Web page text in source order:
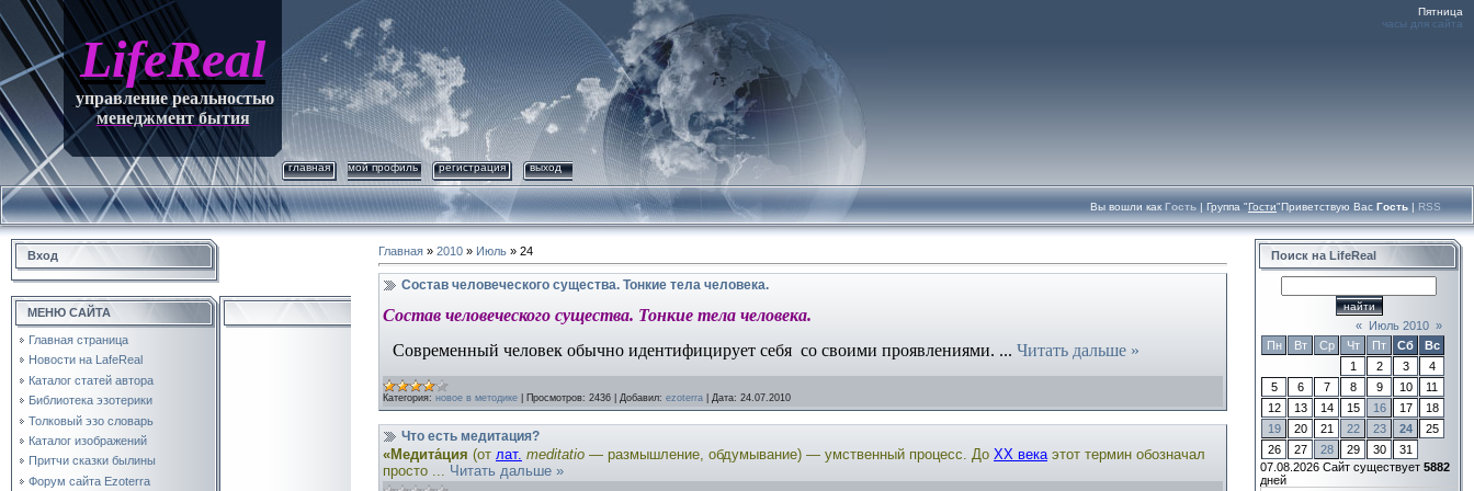
LifeReal
управление реальностью
менеджмент бытия
Пятница
часы для сайта
главная мой профиль регистрация выход
Вы вошли как Гость | Группа "Гости"Приветствую Вас Гость | RSS
Вход
МЕНЮ САЙТА
Главная страница
Новости на LafeReal
Каталог статей автора
Библиотека эзотерики
Толковый эзо словарь
Каталог изображений
Притчи сказки былины
Форум сайта Ezoterra
Главная » 2010 » Июль » 24
Состав человеческого существа. Тонкие тела человека.
Состав человеческого существа. Тонкие тела человека.
Современный человек обычно идентифицирует себя со своими проявлениями. ... Читать дальше »
Категория: новое в методике Просмотров: 2436 Добавил: ezoterra Дата: 24.07.2010
Что есть медитация?
«Медита́ция (от лат. meditatio — размышление, обдумывание) — умственный процесс. До XX века этот термин обозначал
просто
Читать дальше »
Поиск на LifeReal
« Июль 2010 »
Пн
Вт Ср Чт Пт Сб
Вс
1
2 3
4
5
6 7 8 9 10
11
12
13 14 15 16 17
18
19
20 21 22 23 24
25
26
27 28 29 30
31
07.08.2026 Сайт существует 5882
дней